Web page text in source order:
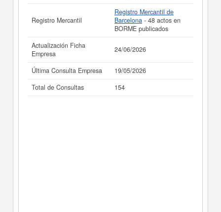
Registro Mercantil
Registro Mercantil de
Barcelona - 48 actos en
BORME publicados
Actualización Ficha
Empresa
24/06/2026
Última Consulta Empresa
19/05/2026
Total de Consultas
154